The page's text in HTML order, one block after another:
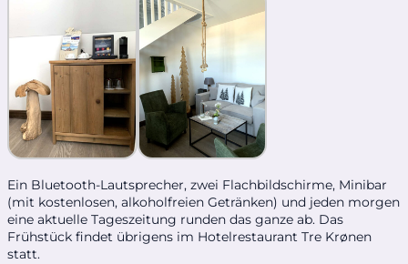
Ein Bluetooth-Lautsprecher, zwei Flachbildschirme, Minibar
(mit kostenlosen, alkoholfreien Getränken) und jeden morgen
eine aktuelle Tageszeitung runden das ganze ab. Das
Frühstück findet übrigens im Hotelrestaurant Tre Krønen
statt.